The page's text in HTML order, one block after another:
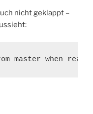
nicht geklappt –
master when